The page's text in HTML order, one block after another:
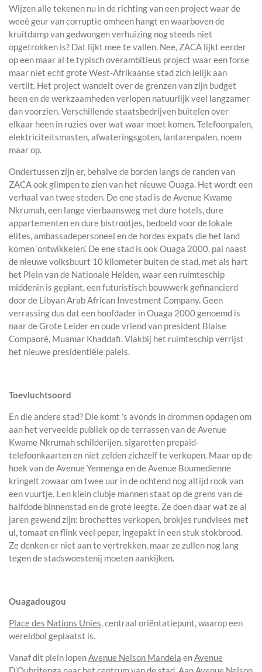
Wijzen alle tekenen nu in de richting van een project waar de
weeë geur van corruptie omheen hangt en waarboven de
kruitdamp van gedwongen verhuizing nog steeds niet
opgetrokken is? Dat lijkt mee te vallen. Nee, ZACA lijkt eerder
op een maar al te typisch overambitieus project waar een forse
maar niet echt grote West-Afrikaanse stad zich lelijk aan
vertilt. Het project wandelt over de grenzen van zijn budget
heen en de werkzaamheden verlopen natuurlijk veel langzamer
dan voorzien. Verschillende staatsbedrijven buitelen over
elkaar heen in ruzies over wat waar moet komen. Telefoonpalen,
elektriciteitsmasten, afwateringsgoten, lantarenpalen, noem
maar op.
Ondertussen zijn er, behalve de borden langs de randen van
ZACA ook glimpen te zien van het nieuwe Ouaga. Het wordt een
verhaal van twee steden. De ene stad is de Avenue Kwame
Nkrumah, een lange vierbaansweg met dure hotels, dure
appartementen en dure bistrootjes, bedoeld voor de lokale
elites, ambassadepersoneel en de hordes expats die het land
komen ‘ontwikkelen’. De ene stad is ook Ouaga 2000, pal naast
de nieuwe volksbuurt 10 kilometer buiten de stad, met als hart
het Plein van de Nationale Helden, waar een ruimteschip
middenin is geplant, een futuristisch bouwwerk gefinancierd
door de Libyan Arab African Investment Company. Geen
verrassing dus dat een hoofdader in Ouaga 2000 genoemd is
naar de Grote Leider en oude vriend van president Blaise
Compaoré, Muamar Khaddafi. Vlakbij het ruimteschip verrijst
het nieuwe presidentiële paleis.
Toevluchtsoord
En die andere stad? Die komt ’s avonds in drommen opdagen om
aan het verveelde publiek op de terrassen van de Avenue
Kwame Nkrumah schilderijen, sigaretten prepaid-
telefoonkaarten en niet zelden zichzelf te verkopen. Maar op de
hoek van de Avenue Yennenga en de Avenue Boumedienne
kringelt zowaar om twee uur in de ochtend nog altijd rook van
een vuurtje. Een klein clubje mannen staat op de grens van de
halfdode binnenstad en de grote leegte. Ze doen daar wat ze al
jaren gewend zijn: brochettes verkopen, brokjes rundvlees met
ui, tomaat en flink veel peper, ingepakt in een stuk stokbrood.
Ze denken er niet aan te vertrekken, maar ze zullen nog lang
tegen de stadswoestenij moeten aankijken.
Ouagadougou
Place des Nations Unies, centraal oriëntatiepunt, waarop een
wereldbol geplaatst is.
Vanaf dit plein lopenAvenue Nelson Mandela enAvenue